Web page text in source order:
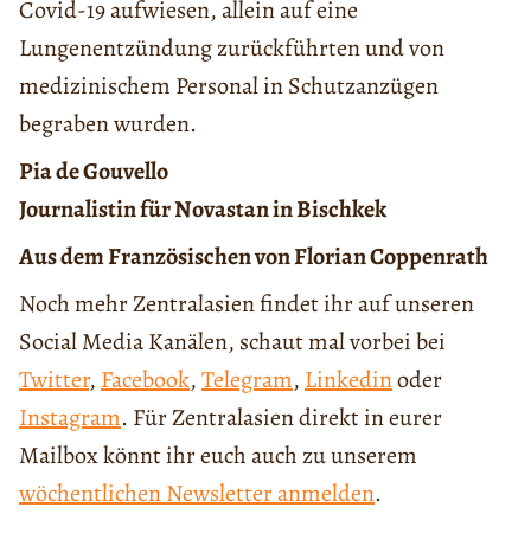
Covid-19 aufwiesen, allein auf eine
Lungenentzündung zurückführten und von
medizinischem Personal in Schutzanzügen
begraben wurden.
Pia de Gouvello
Journalistin für Novastan in Bischkek
Aus dem Französischen von Florian Coppenrath
Noch mehr Zentralasien findet ihr auf unseren
Social Media Kanälen, schaut mal vorbei bei
Twitter, Facebook,Telegram, Linkedinoder
Instagram. Für Zentralasien direkt in eurer
Mailbox könnt ihr euch auch zu unserem
wöchentlichen Newsletter anmelden.